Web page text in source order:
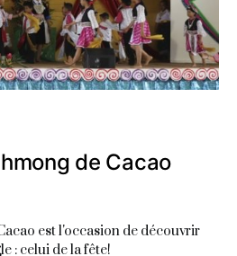
de Cacao
est l'occasion de découvrir
: celui de la fête!